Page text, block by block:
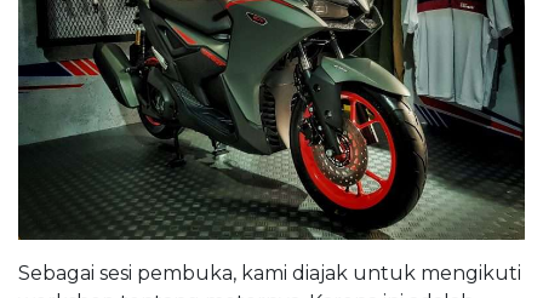
Sebagai sesi pembuka, kami diajak untuk mengikuti